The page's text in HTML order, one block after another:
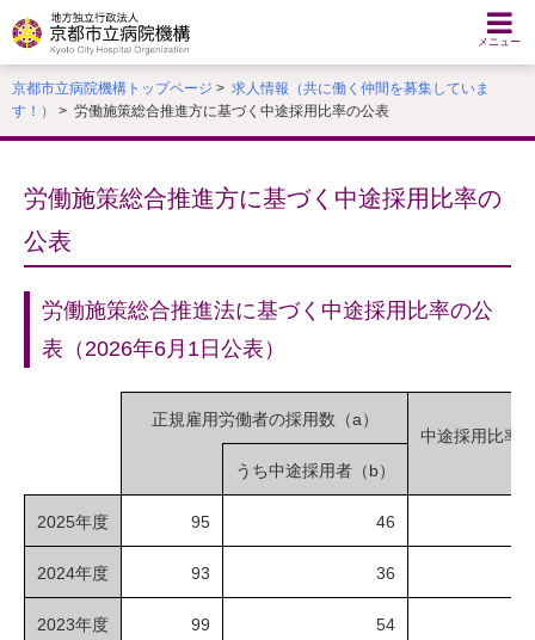
文
へ
移
す
メニュー
京都市立病院機構トップページ > 求人情報（共に働く仲間を募集していま
す！）
> 労働施策総合推進方に基づく中途採用比率の公表
労働施策総合推進方に基づく中途採用比率の
公表
労働施策総合推進法に基づく中途採用比率の公
表（2026年6月1日公表）
正規雇用労働者の採用数（a）
中途採用比率
うち中途採用者（b）
2025年度 95 46
2024年度 93 36
2023年度 99 54